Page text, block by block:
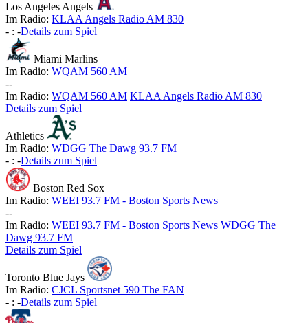
Los Angeles Angels
Im Radio: KLAA Angels Radio AM 830
- : -Details zum Spiel
Miami Marlins
Im Radio: WQAM 560 AM
--
Im Radio: WQAM 560 AM KLAA Angels Radio AM 830
Details zum Spiel
Athletics
Im Radio: WDGG The Dawg 93.7 FM
- : -Details zum Spiel
Boston Red Sox
Im Radio: WEEI 93.7 FM - Boston Sports News
--
Im Radio: WEEI 93.7 FM - Boston Sports News WDGG The
Dawg 93.7 FM
Details zum Spiel
Toronto Blue Jays
Im Radio: CJCL Sportsnet 590 The FAN
- : -Details zum Spiel